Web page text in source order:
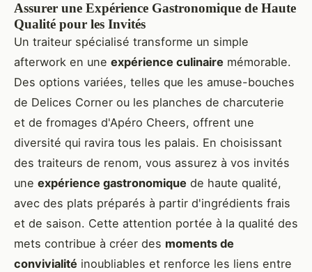
Assurer une Expérience Gastronomique de Haute
Qualité pour les Invités
Un traiteur spécialisé transforme un simple
afterwork en une expérience culinaire mémorable.
Des options variées, telles que les amuse-bouches
de Delices Corner ou les planches de charcuterie
et de fromages d'Apéro Cheers, offrent une
diversité qui ravira tous les palais. En choisissant
des traiteurs de renom, vous assurez à vos invités
une expérience gastronomique de haute qualité,
avec des plats préparés à partir d'ingrédients frais
et de saison. Cette attention portée à la qualité des
mets contribue à créer des moments de
convivialité inoubliables et renforce les liens entre